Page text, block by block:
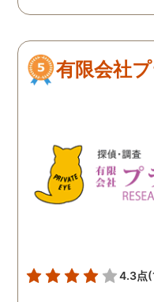
います。 これから
に苦しんでいる方々
がんばってくださ
有限会社
4.3点